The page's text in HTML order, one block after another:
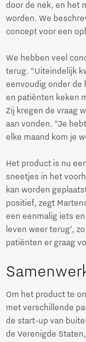
door de nek, en het
worden. We
concept voor een
We hebben veel
terug. “Uiteindelijk
eenvoudig onder de
en patiënten keken
Zij kregen de vraag
aan vonden. “Je
elke maand kom je
Het product is nu
sneetjes in het
kan worden
positief, zegt
een eenmalig iets
leven weer terug’,
patiënten er graag
Om het product te
met verschillende
de start-up van
de Verenigde